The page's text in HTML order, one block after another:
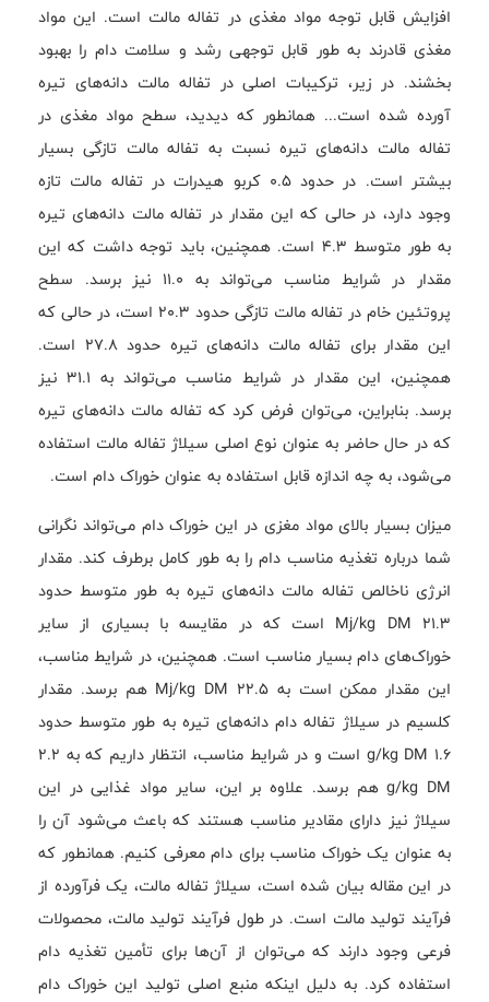
افزایش قابل توجه مواد مغذی در تفاله مالت است. این مواد
مغذی قادرند به طور قابل توجهی رشد و سلامت دام را بهبود
بخشند. در زیر، ترکیبات اصلی در تفاله مالت دانه‌های تیره
آورده شده است... همانطور که دیدید، سطح مواد مغذی در
تفاله مالت دانه‌های تیره نسبت به تفاله مالت تازگی بسیار
بیشتر است. در حدود ۰.۵ کربو هیدرات در تفاله مالت تازه
وجود دارد، در حالی که این مقدار در تفاله مالت دانه‌های تیره
به طور متوسط ۴.۳ است. همچنین، باید توجه داشت که این
مقدار در شرایط مناسب می‌تواند به ۱۱.۰ نیز برسد. سطح
پروتئین خام در تفاله مالت تازگی حدود ۲۰.۳ است، در حالی که
این مقدار برای تفاله مالت دانه‌های تیره حدود ۲۷.۸ است.
همچنین، این مقدار در شرایط مناسب می‌تواند به ۳۱.۱ نیز
برسد. بنابراین، می‌توان فرض کرد که تفاله مالت دانه‌های تیره
که در حال حاضر به عنوان نوع اصلی سیلاژ تفاله مالت استفاده
می‌شود، به چه اندازه قابل استفاده به عنوان خوراک دام است.
میزان بسیار بالای مواد مغزی در این خوراک دام می‌تواند نگرانی
شما درباره تغذیه مناسب دام را به طور کامل برطرف کند. مقدار
انرژی ناخالص تفاله مالت دانه‌های تیره به طور متوسط حدود
۲۱.۳ Mj/kg DM است که در مقایسه با بسیاری از سایر
خوراک‌های دام بسیار مناسب است. همچنین، در شرایط مناسب،
این مقدار ممکن است به ۲۲.۵ Mj/kg DM هم برسد. مقدار
کلسیم در سیلاژ تفاله دام دانه‌های تیره به طور متوسط حدود
۱.۶ g/kg DM است و در شرایط مناسب، انتظار داریم که به ۲.۲
g/kg DM هم برسد. علاوه بر این، سایر مواد غذایی در این
سیلاژ نیز دارای مقادیر مناسب هستند که باعث می‌شود آن را
به عنوان یک خوراک مناسب برای دام معرفی کنیم. همانطور که
در این مقاله بیان شده است، سیلاژ تفاله مالت، یک فرآورده از
فرآیند تولید مالت است. در طول فرآیند تولید مالت، محصولات
فرعی وجود دارند که می‌توان از آن‌ها برای تأمین تغذیه دام
استفاده کرد. به دلیل اینکه منبع اصلی تولید این خوراک دام